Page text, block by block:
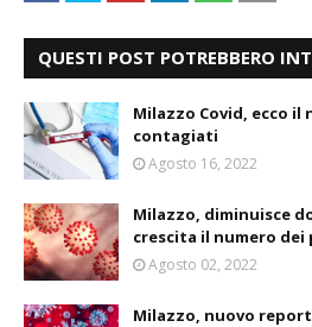
QUESTI POST POTREBBERO
Milazzo Covid, ecco
contagiati
Agosto 16, 2022
Milazzo, diminuisce
crescita il numero dei
Agosto 02, 2022
Milazzo, nuovo